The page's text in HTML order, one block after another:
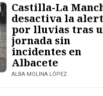
Castilla-La
desactiva la
por lluvias tras
jornada sin
incidentes en
Albacete
ALBA MOLINA LÓPEZ